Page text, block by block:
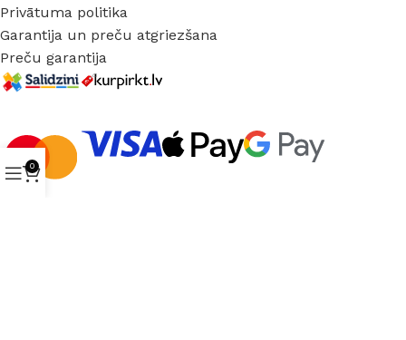
Privātuma politika
Garantija un preču atgriezšana
Preču garantija
0